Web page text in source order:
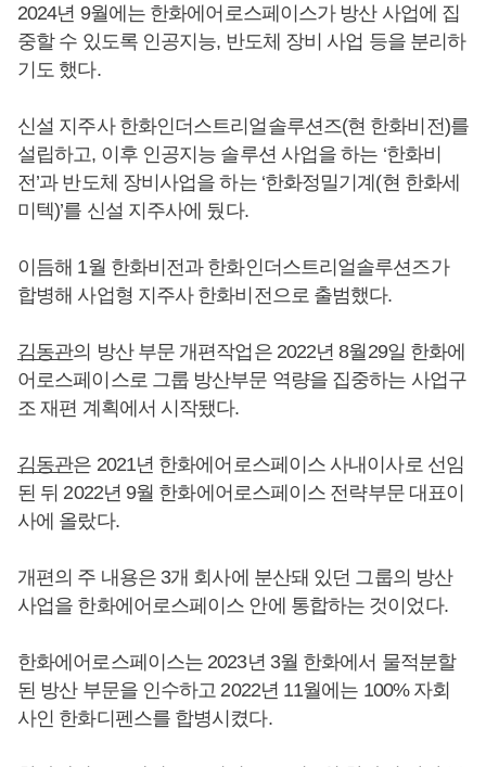
2024년 9월에는 한화에어로스페이스가 방산 사업에 집
중할 수 있도록 인공지능, 반도체 장비 사업 등을 분리하
기도 했다.
신설 지주사 한화인더스트리얼솔루션즈(현 한화비전)를
설립하고, 이후 인공지능 솔루션 사업을 하는 ‘한화비
전’과 반도체 장비사업을 하는 ‘한화정밀기계(현 한화세
미텍)’를 신설 지주사에 뒀다.
이듬해 1월 한화비전과 한화인더스트리얼솔루션즈가
합병해 사업형 지주사 한화비전으로 출범했다.
김동관의 방산 부문 개편작업은 2022년 8월29일 한화에
어로스페이스로 그룹 방산부문 역량을 집중하는 사업구
조 재편 계획에서 시작됐다.
김동관은 2021년 한화에어로스페이스 사내이사로 선임
된 뒤 2022년 9월 한화에어로스페이스 전략부문 대표이
사에 올랐다.
개편의 주 내용은 3개 회사에 분산돼 있던 그룹의 방산
사업을 한화에어로스페이스 안에 통합하는 것이었다.
한화에어로스페이스는 2023년 3월 한화에서 물적분할
된 방산 부문을 인수하고 2022년 11월에는 100% 자회
사인 한화디펜스를 합병시켰다.